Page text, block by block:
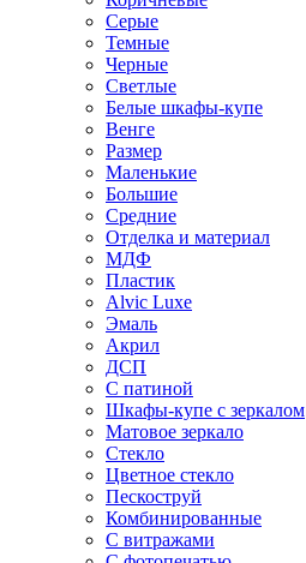
Серые
Темные
Черные
Светлые
Белые шкафы-купе
Венге
Размер
Маленькие
Большие
Средние
Отделка и материал
МДФ
Пластик
Alvic Luxe
Эмаль
Акрил
ДСП
С патиной
Шкафы-купе с зеркалом
Матовое зеркало
Стекло
Цветное стекло
Пескоструй
Комбинированные
С витражами